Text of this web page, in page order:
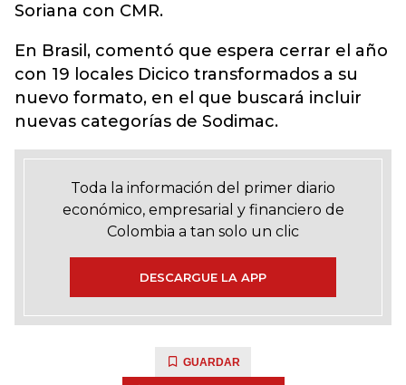
Soriana con CMR.
En Brasil, comentó que espera cerrar el año
con 19 locales Dicico transformados a su
nuevo formato, en el que buscará incluir
nuevas categorías de Sodimac.
Toda la información del primer diario
económico, empresarial y financiero de
Colombia a tan solo un clic
DESCARGUE LA APP
GUARDAR